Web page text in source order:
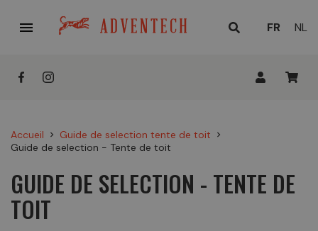

LANGUE
FR NL
Accueil chevron_right Guide de selection tente de toit chevron_right
Guide de selection - Tente de toit
GUIDE DE SELECTION - TENTE DE
TOIT